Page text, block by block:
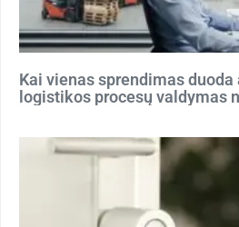
Kai vienas sprendimas
logistikos procesų valdymas